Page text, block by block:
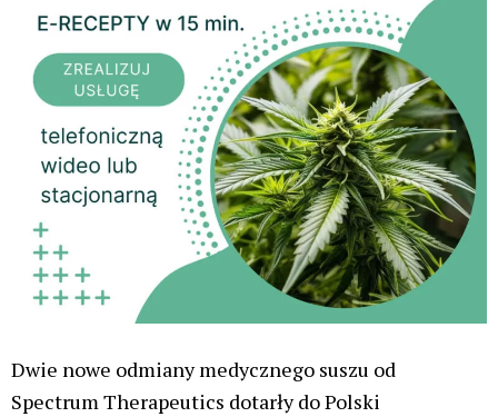
Dwie nowe odmiany medycznego suszu od
Spectrum Therapeutics dotarły do Polski